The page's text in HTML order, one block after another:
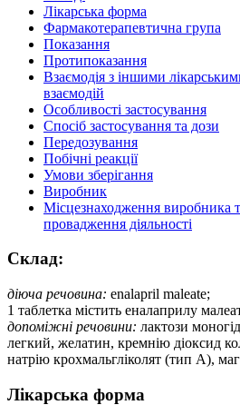
Лікарська форма
Фармакотерапевтична група
Показання
Протипоказання
Взаємодія з іншими
взаємодій
Особливості застосування
Спосіб застосування та дози
Передозування
Побічні реакції
Умови зберігання
Виробник
Місцезнаходження виробника
провадження діяльності
Склад:
діюча речовина: enalapril maleate;
1 таблетка містить еналаприлу
допоміжні речовини: лактози
легкий, желатин, кремнію діоксид
натрію крохмальгліколят (тип А),
Лікарська форма